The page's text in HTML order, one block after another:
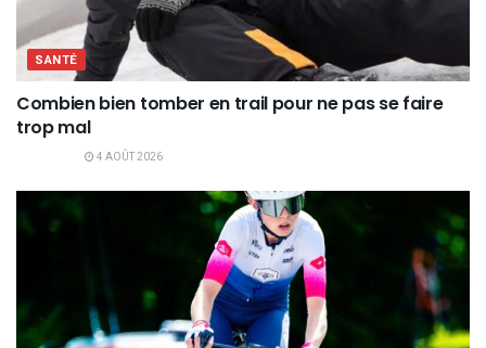
SANTÉ
Combien bien tomber en trail pour ne pas se faire
trop mal
4 AOÛT 2026